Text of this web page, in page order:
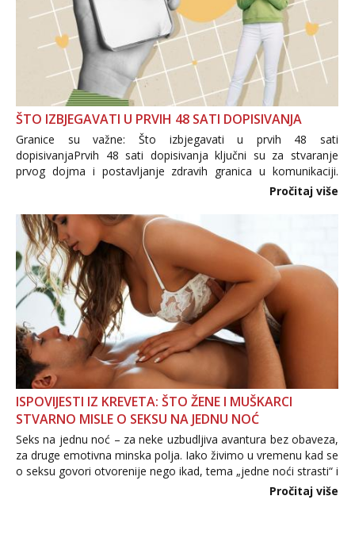
ŠTO IZBJEGAVATI U PRVIH 48 SATI DOPISIVANJA
Granice su važne: Što izbjegavati u prvih 48 sati
dopisivanjaPrvih 48 sati dopisivanja ključni su za stvaranje
prvog dojma i postavljanje zdravih granica u komunikaciji.
Važno je izbjeći prebrzo otkrivanje osobnih ili intimnih
informacija, jer nepoznata osoba još nije zaslužila to
povjerenje. Takođe...
Pročitaj više
ISPOVIJESTI IZ KREVETA: ŠTO ŽENE I MUŠKARCI
STVARNO MISLE O SEKSU NA JEDNU NOĆ
Seks na jednu noć – za neke uzbudljiva avantura bez obaveza,
za druge emotivna minska polja. Iako živimo u vremenu kad se
o seksu govori otvorenije nego ikad, tema „jedne noći strasti“ i
dalje izaziva burne rasprave. Što zapravo misle žene, a što
Pročitaj više